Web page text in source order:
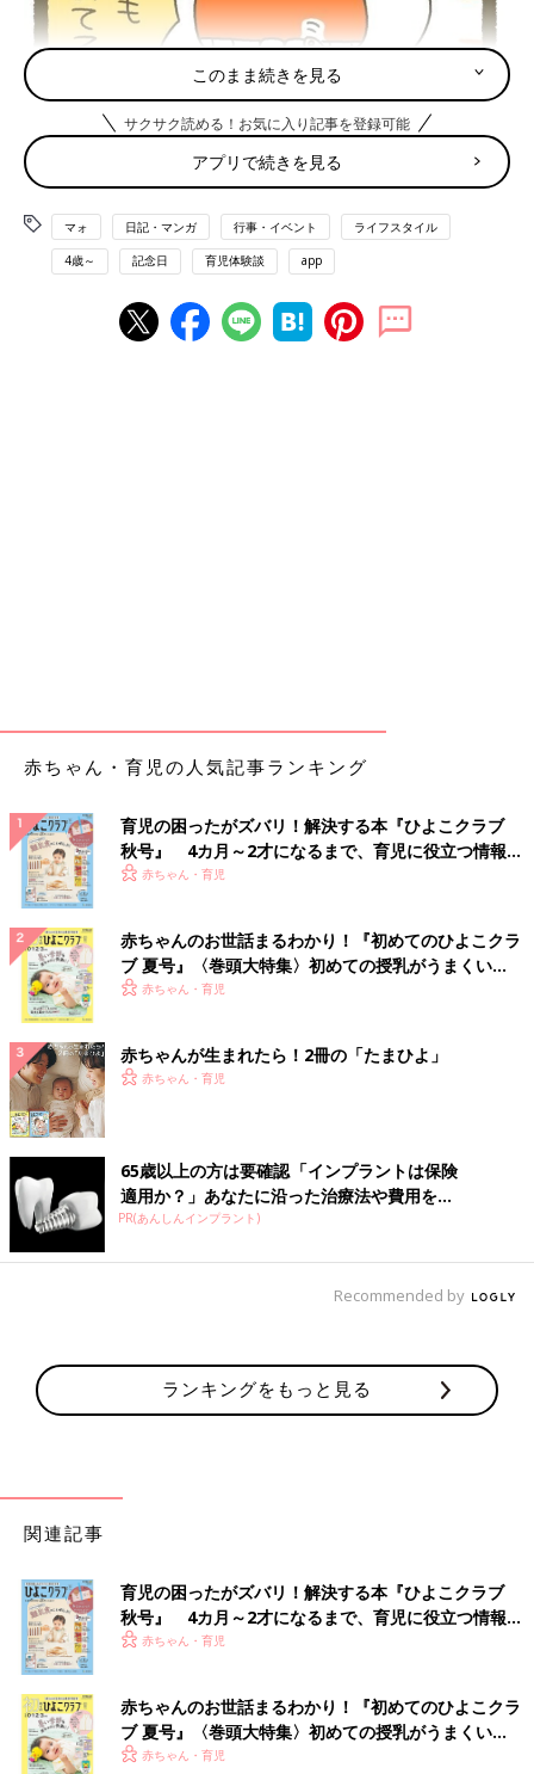
このまま続きを見る
サクサク読める！お気に入り記事を登録可能
アプリで続きを見る
マォ 日記・マンガ 行事・イベント ライフスタイル
4歳～ 記念日 育児体験談 app
赤ちゃん・育児の人気記事ランキング
育児の困ったがズバリ！解決する本『ひよこクラブ
秋号』 4カ月～2才になるまで、育児に役立つ情報が
いっぱい！
赤ちゃん・育児
赤ちゃんのお世話まるわかり！『初めてのひよこクラ
ブ 夏号』〈巻頭大特集〉初めての授乳がうまくい
く！ おっぱい・ミルクの基本と夏のトラブル 解決テ
赤ちゃん・育児
赤ちゃんが生まれたら！2冊の「たまひよ」
赤ちゃん・育児
65歳以上の方は要確認「インプラントは保険
適用か？」あなたに沿った治療法や費用を...
PR(あんしんインプラント)
Recommended by
ランキングをもっと見る
関連記事
育児の困ったがズバリ！解決する本『ひよこクラブ
秋号』 4カ月～2才になるまで、育児に役立つ情報が
いっぱい！
赤ちゃん・育児
赤ちゃんのお世話まるわかり！『初めてのひよこクラ
ブ 夏号』〈巻頭大特集〉初めての授乳がうまくい
く！ おっぱい・ミルクの基本と夏のトラブル 解決テ
赤ちゃん・育児